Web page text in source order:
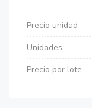
Precio unidad
Unidades
Precio por lote